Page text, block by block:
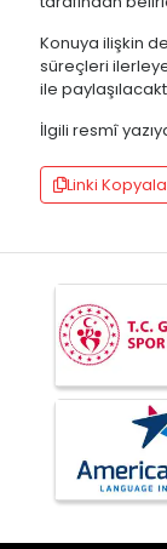
Konuya ilişkin
süreçleri
ile
İlgili resmî
Linki Kopyala